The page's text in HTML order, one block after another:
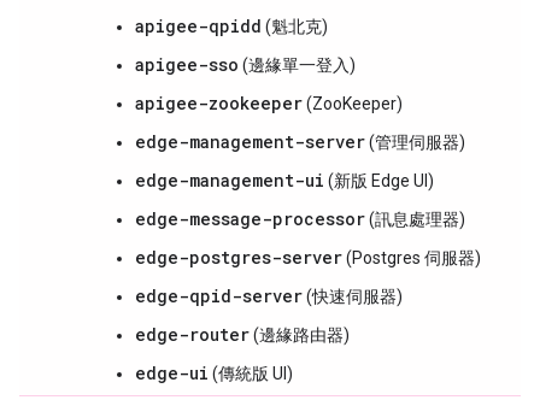
apigee-qpidd (魁北克)
apigee-sso (邊緣單一登入)
apigee-zookeeper(ZooKeeper)
edge-management-server(管理伺服器)
edge-management-ui (新版 Edge UI)
edge-message-processor(訊息處理器)
edge-postgres-server(Postgres 伺服器)
edge-qpid-server(快速伺服器)
edge-router(邊緣路由器)
edge-ui (傳統版 UI)